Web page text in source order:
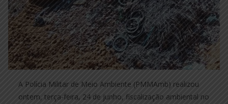
A Polícia Militar de Meio Ambiente (PMMAmb) realizou
ontem, terça-feira, 24 de junho, fiscalização ambiental no